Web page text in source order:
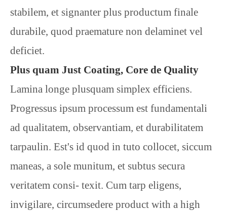
stabilem, et signanter plus productum finale
durabile, quod praemature non delaminet vel
deficiet.
Plus quam Just Coating, Core de Quality
Lamina longe plusquam simplex efficiens.
Progressus ipsum processum est fundamentali
ad qualitatem, observantiam, et durabilitatem
tarpaulin. Est's id quod in tuto collocet, siccum
maneas, a sole munitum, et subtus secura
veritatem consi- texit. Cum tarp eligens,
invigilare, circumsedere product with a high